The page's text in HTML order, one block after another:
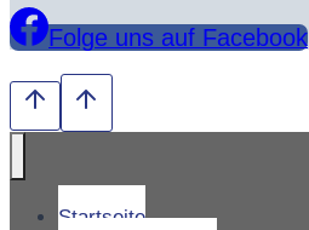
Folge uns auf Facebook
Startseite